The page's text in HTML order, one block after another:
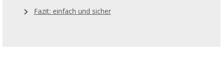
Fazit: einfach und sicher